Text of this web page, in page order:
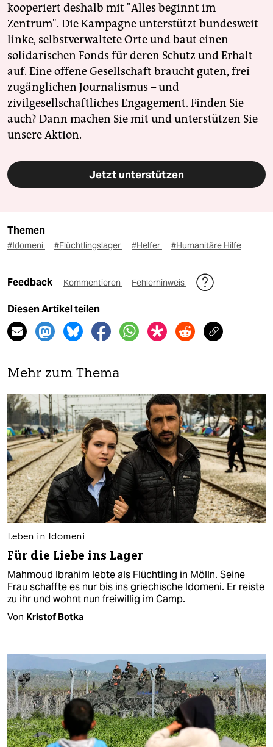
kooperiert deshalb mit "Alles beginnt im
Zentrum". Die Kampagne unterstützt bundesweit
linke, selbstverwaltete Orte und baut einen
solidarischen Fonds für deren Schutz und Erhalt
auf. Eine offene Gesellschaft braucht guten, frei
zugänglichen Journalismus – und
zivilgesellschaftliches Engagement. Finden Sie
auch? Dann machen Sie mit und unterstützen Sie
unsere Aktion.
Jetzt unterstützen
Themen
#Idomeni #Flüchtlingslager #Helfer #Humanitäre Hilfe
Feedback Kommentieren Fehlerhinweis
Diesen Artikel teilen
Mehr zum Thema
Leben in Idomeni
Für die Liebe ins Lager
Mahmoud Ibrahim lebte als Flüchtling in Mölln. Seine
Frau schaffte es nur bis ins griechische Idomeni. Er reiste
zu ihr und wohnt nun freiwillig im Camp.
Von Kristof Botka